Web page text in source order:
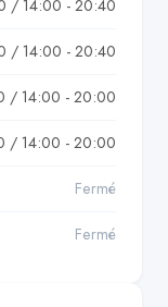
/ 14:00 - 20:40
/ 14:00 - 20:40
/ 14:00 - 20:00
/ 14:00 - 20:00
Fermé
Fermé